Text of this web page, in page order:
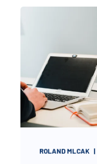
ROLAND MLCAK